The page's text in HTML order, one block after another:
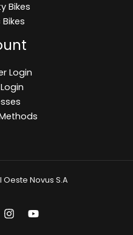
Bikes
Login
Novus S.A